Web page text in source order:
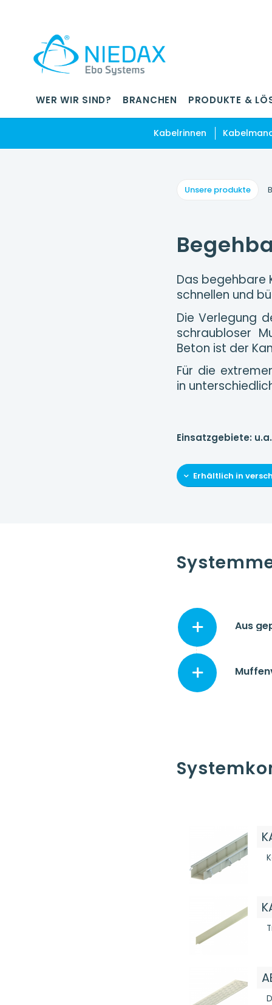
WER WIR SIND? BRANCHEN PRODUKTE &
Kabelrinnen
Unsere produkte
Das begehbare
schnellen und
Die Verlegung
schraubloser
Beton ist der
Für die
in
Einsatzgebiete:
Erhältlich in
Aus